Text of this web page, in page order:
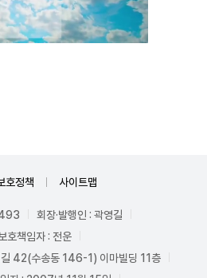
호정책 사이트맵
회장·발행인 : 곽영길
호책임자 : 전운
길 42(수송동 146-1) 이마빌딩 11층